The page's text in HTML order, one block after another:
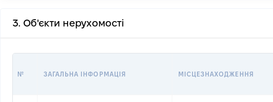
3. Об'єкти нерухомості
№ ЗАГАЛЬНА ІНФОРМАЦІЯ МІСЦЕЗНАХОДЖЕННЯ